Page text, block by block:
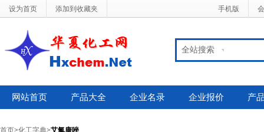
设为首页 添加到收藏夹 手机版
全站搜索
网站首页 产品大全 企业名录 企业报价 产
首页>化工字典>艾氟康唑